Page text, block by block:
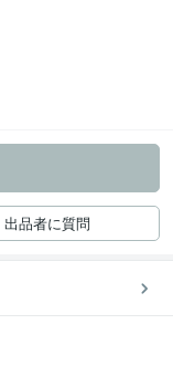
出品者に質問